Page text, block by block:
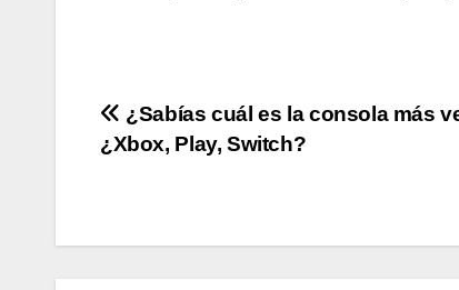
Navegación
de
¿Sabías cuál es la consola más
¿Xbox, Play, Switch?